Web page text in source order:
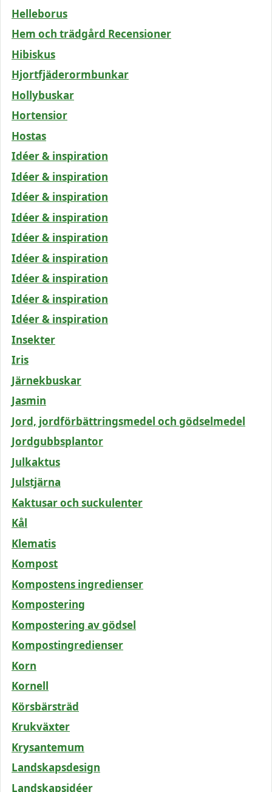
Helleborus
Hem och trädgård Recensioner
Hibiskus
Hjortfjäderormbunkar
Hollybuskar
Hortensior
Hostas
Idéer & inspiration
Idéer & inspiration
Idéer & inspiration
Idéer & inspiration
Idéer & inspiration
Idéer & inspiration
Idéer & inspiration
Idéer & inspiration
Idéer & inspiration
Insekter
Iris
Järnekbuskar
Jasmin
Jord, jordförbättringsmedel och gödselmedel
Jordgubbsplantor
Julkaktus
Julstjärna
Kaktusar och suckulenter
Kål
Klematis
Kompost
Kompostens ingredienser
Kompostering
Kompostering av gödsel
Kompostingredienser
Korn
Kornell
Körsbärsträd
Krukväxter
Krysantemum
Landskapsdesign
Landskapsidéer